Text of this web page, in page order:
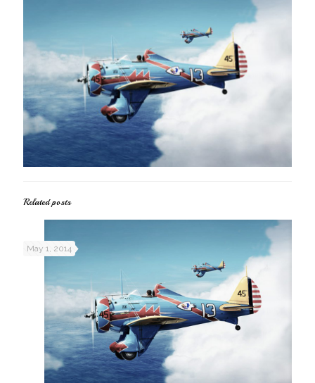
Related posts
May 1, 2014